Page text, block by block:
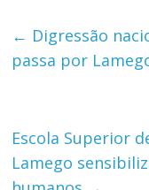
← Digressão
passa por
Escola Superior
Lamego